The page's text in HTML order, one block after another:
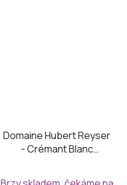
Domaine Hubert Reyser
- Crémant Blanc